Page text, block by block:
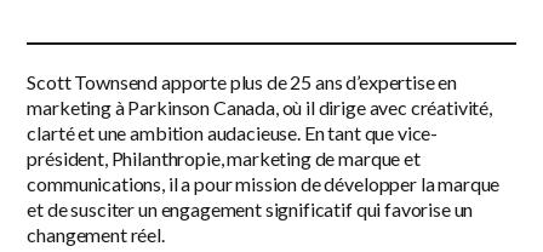
Scott Townsend apporte plus de 25 ans d’expertise en
marketing à Parkinson Canada, où il dirige avec créativité,
clarté et une ambition audacieuse. En tant que vice-
président, Philanthropie, marketing de marque et
communications, il a pour mission de développer la marque
et de susciter un engagement significatif qui favorise un
changement réel.